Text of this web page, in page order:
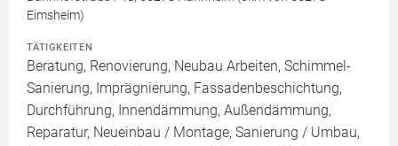
Eimsheim)
TÄTIGKEITEN
Beratung, Renovierung, Neubau Arbeiten, Schimmel-
Sanierung, Imprägnierung, Fassadenbeschichtung,
Durchführung, Innendämmung, Außendämmung,
Reparatur, Neueinbau / Montage, Sanierung / Umbau,